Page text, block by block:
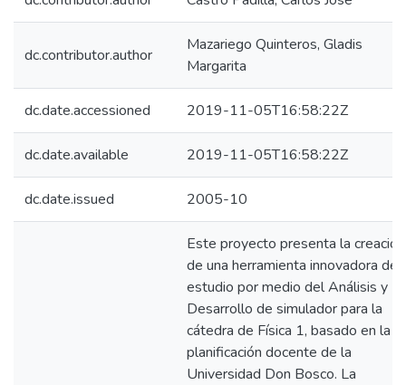
dc.contributor.author
Mazariego Quinteros, Gladis
Margarita
dc.date.accessioned 2019-11-05T16:58:22Z
dc.date.available 2019-11-05T16:58:22Z
dc.date.issued 2005-10
Este proyecto presenta la creación
de una herramienta innovadora de
estudio por medio del Análisis y
Desarrollo de simulador para la
cátedra de Física 1, basado en la
planificación docente de la
Universidad Don Bosco. La